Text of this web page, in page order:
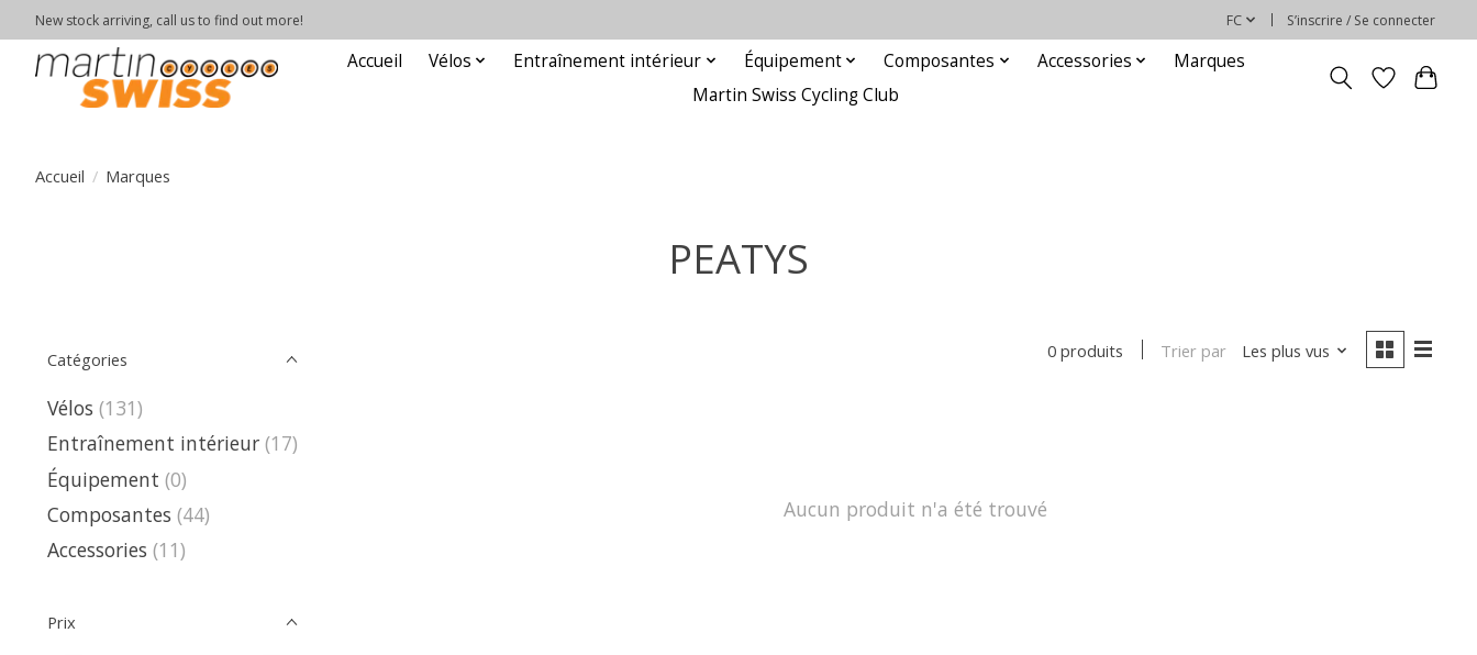
New stock arriving, call us to find out more! FC S’inscrire / Se connecter
Accueil Vélos Entraînement intérieur Équipement Composantes Accessories
Marques
Martin Swiss Cycling Club
Accueil / Marques
PEATYS
Catégories
Vélos (131)
Entraînement intérieur (17)
Équipement (0)
Composantes (44)
Accessories (11)
Prix
0 produits Trier par Les plus vus
Aucun produit n'a été trouvé